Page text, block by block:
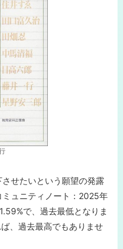
せたいという願望の発露
ュニティノート：2025年
で、過去最低となりま
、過去最高でもありませ